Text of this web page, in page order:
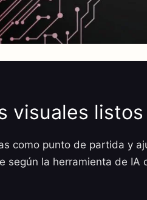
visuales
como punto de partida y
según la herramienta de IA